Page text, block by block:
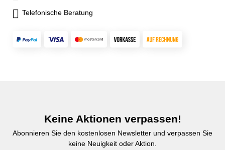
Telefonische Beratung
Keine Aktionen verpassen!
Abonnieren Sie den kostenlosen Newsletter und verpassen Sie
keine Neuigkeit oder Aktion.